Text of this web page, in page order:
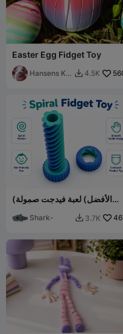
Easter Egg Fidget Toy
Hansens Kid  4.5K
(الأفضل) لعبة فيدجت صمولة
Shark-  3.7K